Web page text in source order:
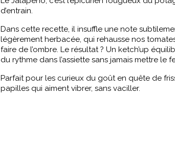
d’entrain.
Dans cette recette, il insuffle une note
légèrement herbacée, qui rehausse nos
faire de l’ombre. Le résultat ? Un ketch’up
du rythme dans l’assiette sans jamais mettre le
Parfait pour les curieux du goût en quête de
papilles qui aiment vibrer, sans vaciller.